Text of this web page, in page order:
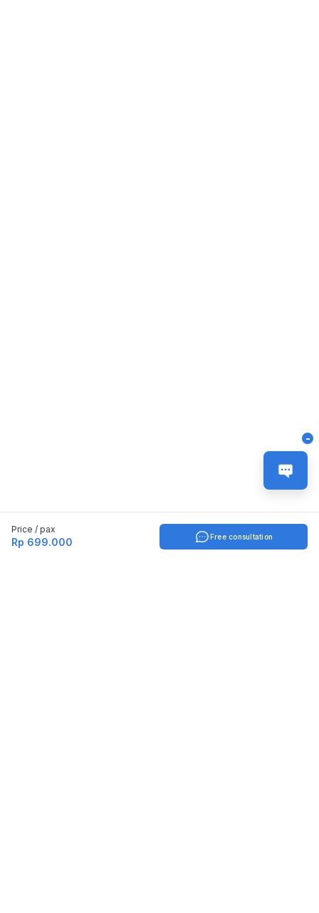
-
Price / pax
Rp 699.000 Free consultation